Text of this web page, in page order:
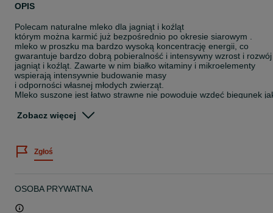
OPIS
Polecam naturalne mleko dla jagniąt i koźląt
którym można karmić już bezpośrednio po okresie siarowym .
mleko w proszku ma bardzo wysoką koncentrację energii, co
gwarantuje bardzo dobrą pobieralność i intensywny wzrost i rozwój
jagniąt i koźląt. Zawarte w nim białko witaminy i mikroelementy
wspierają intensywnie budowanie masy
i odporności własnej młodych zwierząt.
Mleko suszone jest łatwo strawne nie powoduje wzdęć biegunek
mleko suszone szybko się rozpuszcza jest łatwe w przygotowaniu
szybka wysyłka za pobraniem na cały kraj
tel 7 3 7 4 5 4 1 5 4
Energia metaboliczna [MJ] 22,2 19,4 18,3 17,6 18,9 Białko ogólne
Zobacz więcej
Zgłoś
OSOBA PRYWATNA